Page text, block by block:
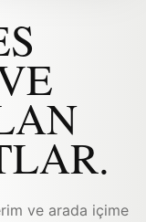
ve arada içime